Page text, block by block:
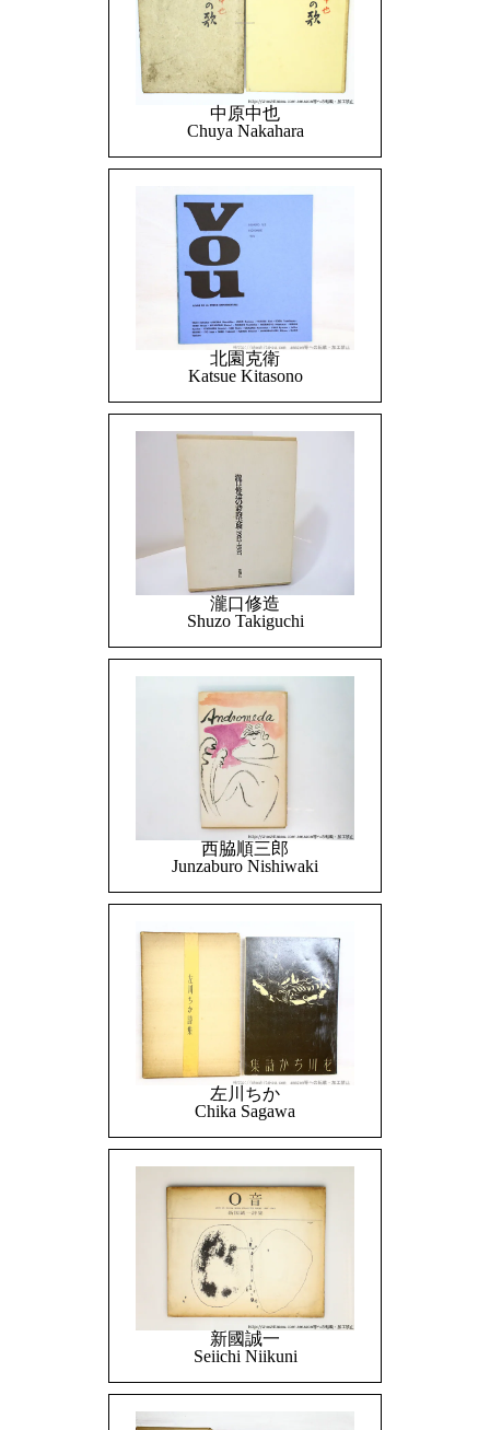
中原中也
Chuya Nakahara
北園克衛
Katsue Kitasono
瀧口修造
Shuzo Takiguchi
西脇順三郎
Junzaburo Nishiwaki
左川ちか
Chika Sagawa
新國誠一
Seiichi Niikuni